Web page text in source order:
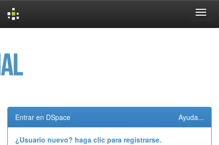
Entrar en DSpace Ayuda...
¿Usuario nuevo? haga clic para registrarse.